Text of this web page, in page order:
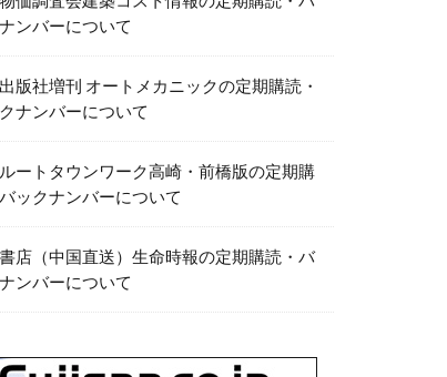
ンバーについて
版社増刊 オートメカニックの定期購読・
ナンバーについて
ートタウンワーク高崎・前橋版の定期購
ックナンバーについて
店（中国直送）生命時報の定期購読・バ
ンバーについて